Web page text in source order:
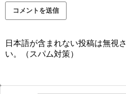
日本語が含まれない投稿は無視
い。（スパム対策）